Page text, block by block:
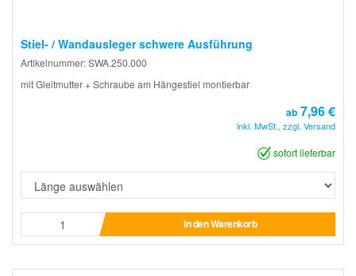
Stiel- / Wandausleger schwere Ausführung
Artikelnummer: SWA.250.000
mit Gleitmutter + Schraube am Hängestiel montierbar
ab 7,96 €
inkl. MwSt., zzgl. Versand
sofort lieferbar
In den Warenkorb